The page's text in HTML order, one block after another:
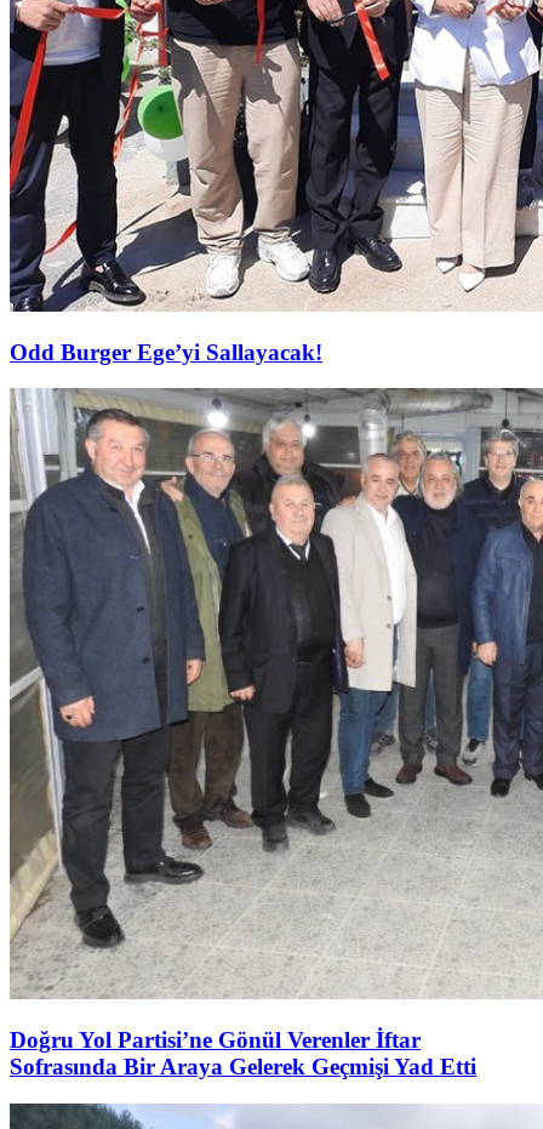
Odd Burger Ege’yi Sallayacak!
Doğru Yol Partisi’ne Gönül Verenler İftar
Sofrasında Bir Araya Gelerek Geçmişi Yad Etti